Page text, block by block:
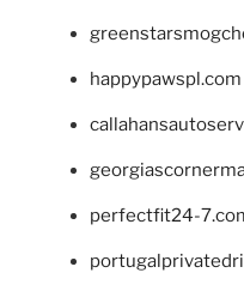
happypawspl.com
perfectfit24-